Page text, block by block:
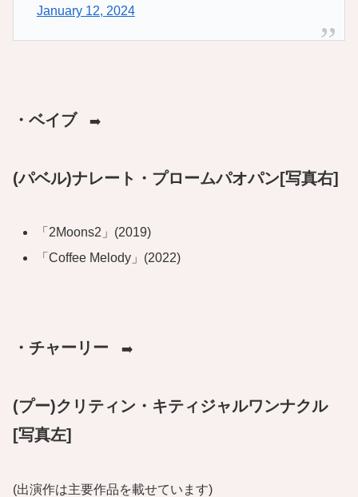
January 12, 2024
・ ベイブ ➡️
(パベル)ナレート・プロームパオパン[写真右]
「2Moons2」(2019)
「Coffee Melody」(2022)
・チャーリー ➡️
(プー)クリティン・キティジャルワンナクル
[写真左]
(出演作は主要作品を載せています)